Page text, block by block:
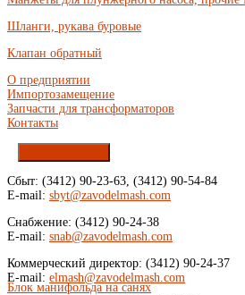
Блок манифольда на санях
Шланги, рукава буровые
Клапан обратный
О предприятии
Импортозамещение
Запчасти для трансформаторов
Контакты
Сбыт: (3412) 90-23-63, (3412) 90-54-84
E-mail: sbyt@zavodelmash.com
Снабжение: (3412) 90-24-38
E-mail: snab@zavodelmash.com
Коммерческий директор: (3412) 90-24-37
E-mail: elmash@zavodelmash.com